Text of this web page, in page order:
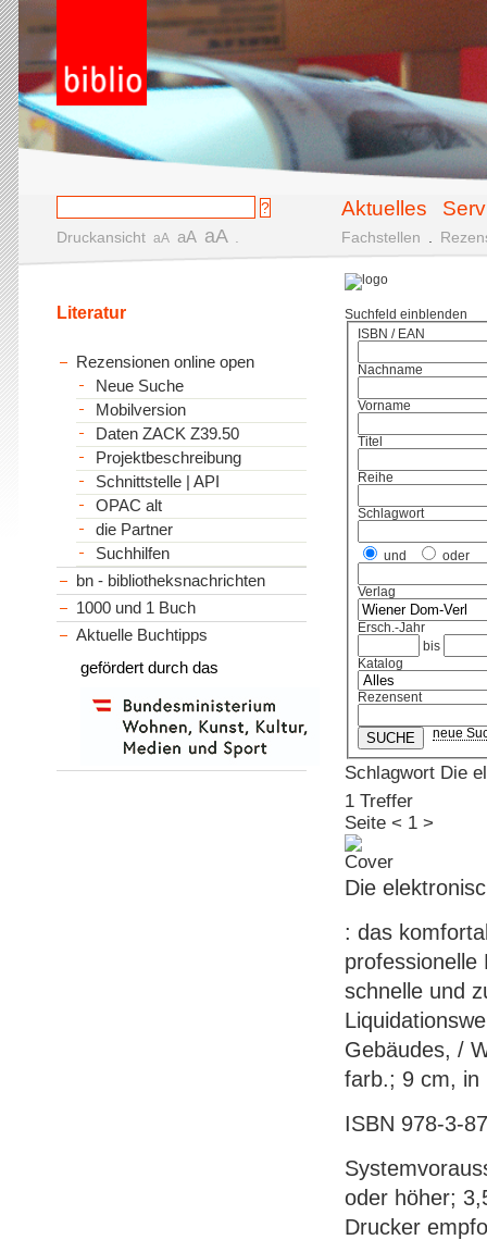
Aktuelles
Druckansicht aA aA aA Fachstellen
Suchfeld einblenden
ISBN / EAN
Nachname
Vorname
Titel
Reihe
Schlagwort
und oder
Verlag
Ersch.-Jahr
bis
Katalog
Rezensent
neue
Schlagwort
1 Treffer
Seite < 1 >
Die
: das
professionelle
schnelle und
Gebäudes, /
farb.; 9 cm, in
ISBN 978-3-
oder höher;
Drucker
Literatur
Rezensionen online open
Neue Suche
Mobilversion
Daten ZACK Z39.50
Projektbeschreibung
Schnittstelle | API
OPAC alt
die Partner
Suchhilfen
bn - bibliotheksnachrichten
1000 und 1 Buch
Aktuelle Buchtipps
gefördert durch das